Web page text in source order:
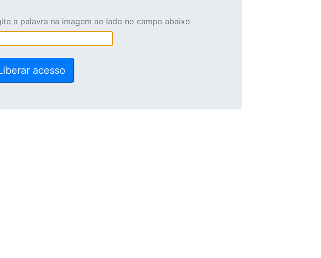
a palavra na imagem ao lado no campo abaixo